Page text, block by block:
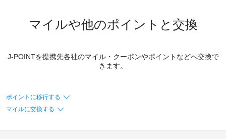
お客様サポート
マイルや他のポイントと交換
J-POINTを提携先各社のマイル・クーポンやポイントなどへ交換で
きます。
ポイントに移行する
マイルに交換する